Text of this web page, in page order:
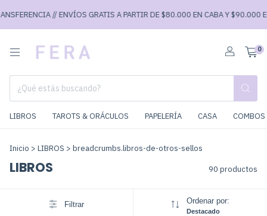
// ENVÍOS GRATIS A PARTIR DE $80.000 EN CABA Y $90.000 EN EL
0
LIBROS TAROTS & ORÁCULOS PAPELERÍA CASA
Inicio > LIBROS > breadcrumbs.libros-de-otros-sellos
LIBROS 90 productos
Filtrar Ordenar por:
Destacado